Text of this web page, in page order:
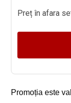
Preț în afara
Promoția este